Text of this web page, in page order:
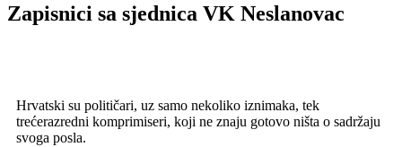
Zapisnici sa sjednica VK Neslanovac
Hrvatski su političari, uz samo nekoliko iznimaka, tek
trećerazredni komprimiseri, koji ne znaju gotovo ništa o sadržaju
svoga posla.